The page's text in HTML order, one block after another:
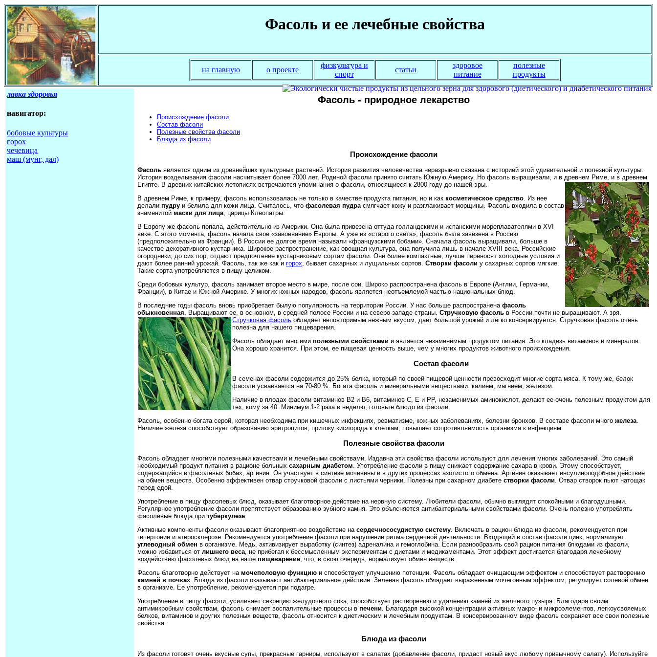
Фасоль и ее лечебные свойства
на главную о проекте
физкультура и
спорт
статьи
здоровое
питание
полезные
продукты
лавка здоровья
навигатор:
бобовые культуры
горох
чечевица
маш (мунг, дал)
Фасоль - природное лекарство
Происхождение фасоли
Состав фасоли
Полезные свойства фасоли
Блюда из фасоли
Происхождение фасоли
Фасоль является одним из древнейших культурных растений. История развития человечества неразрывно связана с историей этой удивительной и полезной культуры.
История возделывания фасоли насчитывает более 7000 лет. Родиной фасоли принято считать Южную Америку. Но фасоль выращивали, и в древнем Риме, и в древнем
Египте. В древних китайских летописях встречаются упоминания о фасоли, относящиеся к 2800 году до нашей эры.
В древнем Риме, к примеру, фасоль использовалась не только в качестве продукта питания, но и как косметическое средство . Из нее
делали пудру и белила для кожи лица. Считалось, что фасолевая пудра смягчает кожу и разглаживает морщины. Фасоль входила в состав
знаменитой маски для лица , царицы Клеопатры.
В Европу же фасоль попала, действительно из Америки. Она была привезена оттуда голландскими и испанскими мореплавателями в ХVI
веке. С этого момента, фасоль начала свое «завоевание» Европы. А уже из «старого света», фасоль была завезена в Россию
(предположительно из Франции). В России ее долгое время называли «французскими бобами». Сначала фасоль выращивали, больше в
качестве декоративного кустарника. Широкое распространение, как овощная культура, она получила лишь в начале ХVIII века. Российские
огородники, до сих пор, отдают предпочтение кустарниковым сортам фасоли. Они более компактные, лучше переносят холодные условия и
дают более ранний урожай. Фасоль, так же как и горох , бывает сахарных и лущильных сортов. Створки фасоли у сахарных сортов мягкие.
Такие сорта употребляются в пищу целиком.
Среди бобовых культур, фасоль занимает второе место в мире, после сои. Широко распространена фасоль в Европе (Англии, Германии,
Франции), в Китае и Южной Америке. У многих южных народов, фасоль является неотъемлемой частью национальных блюд.
В последние годы фасоль вновь приобретает былую популярность на территории России. У нас больше распространена фасоль
обыкновенная . Выращивают ее, в основном, в средней полосе России и на северо-западе страны. Стручковую фасоль в России почти не выращивают. А зря.
Стручковая фасоль обладает неповторимым нежным вкусом, дает большой урожай и легко консервируется. Стручковая фасоль очень
полезна для нашего пищеварения.
Фасоль обладает многими полезными свойствами и является незаменимым продуктом питания. Это кладезь витаминов и минералов.
Она хорошо хранится. При этом, ее пищевая ценность выше, чем у многих продуктов животного происхождения.
Состав фасоли
В семенах фасоли содержится до 25% белка, который по своей пищевой ценности превосходит многие сорта мяса. К тому же, белок
фасоли усваивается на 70-80 %. Богата фасоль и минеральными веществами: калием, магнием, железом.
Наличие в плодах фасоли витаминов В2 и В6, витаминов С, Е и РР, незаменимых аминокислот, делают ее очень полезным продуктом для
тех, кому за 40. Минимум 1-2 раза в неделю, готовьте блюдо из фасоли.
Фасоль, особенно богата серой, которая необходима при кишечных инфекциях, ревматизме, кожных заболеваниях, болезни бронхов. В составе фасоли много железа
Наличие железа способствует образованию эритроцитов, притоку кислорода к клеткам, повышает сопротивляемость организма к инфекциям.
Полезные свойства фасоли
Фасоль обладает многими полезными качествами и лечебными свойствами. Издавна эти свойства фасоли используют для лечения многих заболеваний. Это самый
необходимый продукт питания в рационе больных сахарным диабетом. Употребление фасоли в пищу снижает содержание сахара в крови. Этому способствует,
содержащийся в фасолевых бобах, аргинин. Он участвует в синтезе мочевины и в других процессах азотистого обмена. Аргинин оказывает инсулиноподобное действие
на обмен веществ. Особенно эффективен отвар стручковой фасоли с листьями черники. Полезны при сахарном диабете створки фасоли. Отвар створок пьют натощак
перед едой.
Употребление в пищу фасолевых блюд, оказывает благотворное действие на нервную систему. Любители фасоли, обычно выглядят спокойными и благодушными.
Регулярное употребление фасоли препятствует образованию зубного камня. Это объясняется антибактериальными свойствами фасоли. Очень полезно употреблять
фасолевые блюда при туберкулезе.
Активные компоненты фасоли оказывают благоприятное воздействие на сердечнососудистую систему. Включать в рацион блюда из фасоли, рекомендуется при
гипертонии и атеросклерозе. Рекомендуется употребление фасоли при нарушении ритма сердечной деятельности. Входящий в состав фасоли цинк, нормализует
углеводный обмен в организме. Медь, активизирует выработку (синтез) адреналина и гемоглобина. Если разнообразить свой рацион питания блюдами из фасоли,
можно избавиться от лишнего веса, не прибегая к бессмысленным экспериментам с диетами и медикаментами. Этот эффект достигается благодаря лечебному
воздействию фасолевых блюд на наше пищеварение, что, в свою очередь, нормализует обмен веществ.
Фасоль благотворно действует на мочеполовую функцию и способствует улучшению потенции. Фасоль обладает очищающим эффектом и способствует растворению
камней в почках. Блюда из фасоли оказывают антибактериальное действие. Зеленая фасоль обладает выраженным мочегонным эффектом, регулирует солевой обмен
в организме. Ее употребление, рекомендуется при подагре.
Употребление в пищу фасоли, усиливает секрецию желудочного сока, способствует растворению и удалению камней из желчного пузыря. Благодаря своим
антимикробным свойствам, фасоль снимает воспалительные процессы в печени. Благодаря высокой концентрации активных макро- и микроэлементов, легкоусвояемых
белков, витаминов и других полезных веществ, фасоль относится к диетическим и лечебным продуктам. В консервированном виде фасоль сохраняет все свои полезные
свойства.
Блюда из фасоли
Из фасоли готовят очень вкусные супы, прекрасные гарниры, используют в салатах (добавление фасоли, придаст новый вкус любому привычному салату). Используйте